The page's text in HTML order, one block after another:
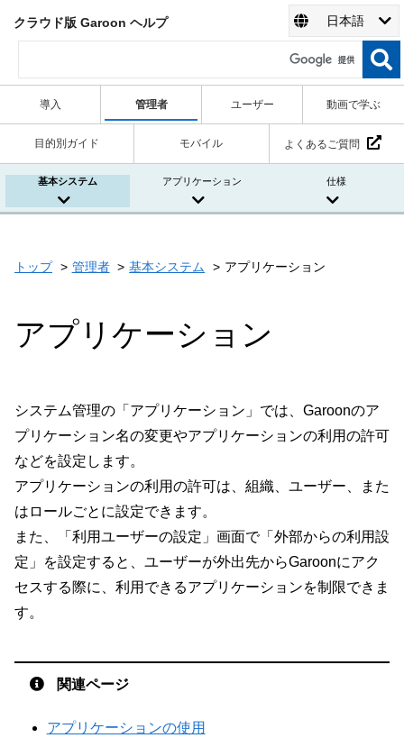
クラウド版 Garoon ヘルプ 日本語
導入 管理者 ユーザー 動画で学ぶ
目的別ガイド モバイル よくあるご質問
基本システム アプリケーション 仕様
トップ 管理者 基本システム アプリケーション
アプリケーション
システム管理の「アプリケーション」では、Garoonのア
プリケーション名の変更やアプリケーションの利用の許可
などを設定します。
アプリケーションの利用の許可は、組織、ユーザー、また
はロールごとに設定できます。
また、「利用ユーザーの設定」画面で「外部からの利用設
定」を設定すると、ユーザーが外出先からGaroonにアク
セスする際に、利用できるアプリケーションを制限できま
す。
関連ページ
アプリケーションの使用